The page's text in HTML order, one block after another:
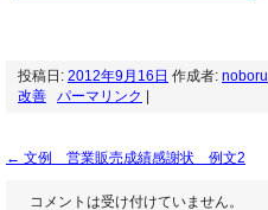
投稿日: 2012年9月16日 作成者: noboru
改善
パーマリンク
← 文例 営業販売成績感謝状 例文2
コメントは受け付けていません。